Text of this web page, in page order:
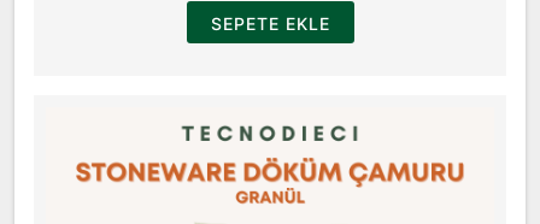
SEPETE EKLE